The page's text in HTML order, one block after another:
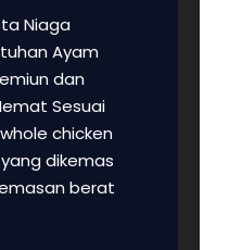
Niaga
Ayam
dan
Sesuai
chicken
dikemas
berat